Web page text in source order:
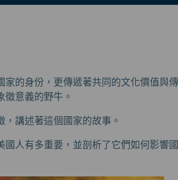
的身份，更傳遞著共同的文化價值與
意義的野牛。
講述著這個國家的故事。
人有多重要，並剖析了它們如何影響